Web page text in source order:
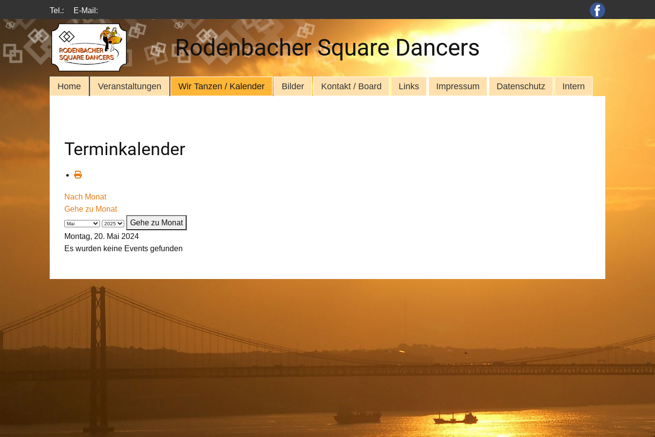
Tel.: E-Mail:
Rodenbacher Square Dancers
Home Veranstaltungen Wir Tanzen / Kalender Bilder Kontakt / Board Links Impressum Datenschutz Intern
Terminkalender
Nach Monat
Gehe zu Monat
Gehe zu Monat
Montag, 20. Mai 2024
Es wurden keine Events gefunden